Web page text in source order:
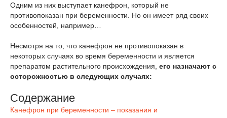
Одним из них выступает канефрон, который не
противопоказан при беременности. Но он имеет ряд своих
особенностей, например…
Несмотря на то, что канефрон не противопоказан в
некоторых случаях во время беременности и является
препаратом растительного происхождения, его назначают с
осторожностью в следующих случаях:
Содержание
Канефрон при беременности – показания и